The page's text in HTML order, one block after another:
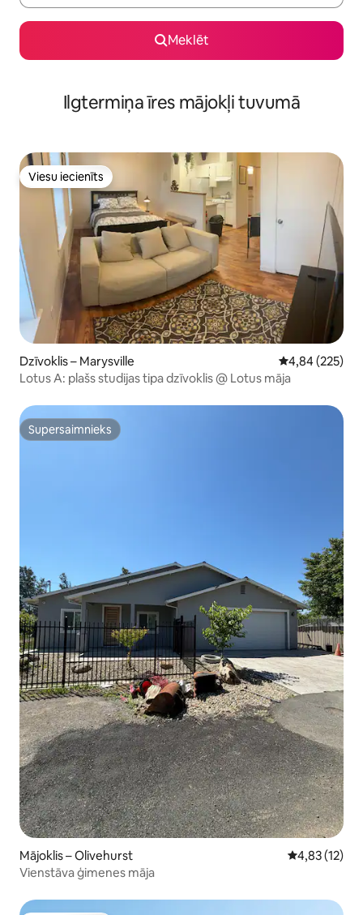
Meklēt
Ilgtermiņa īres mājokļi tuvumā
Viesu iecienīts
Viesu iecienīts
Dzīvoklis – Marysville Vidējais
4,84 (225)
Lotus A: plašs studijas tipa dzīvoklis @ Lotus māja
Supersaimnieks
Supersaimnieks
Mājoklis – Olivehurst Vidējais
4,83 (12)
Vienstāva ģimenes māja